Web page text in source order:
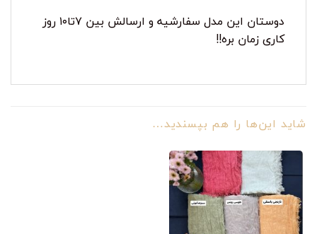
دوستان این مدل سفارشیه و ارسالش بین ۷تا۱۰ روز
کاری زمان بره!!
شاید این‌ها را هم بپسندید…